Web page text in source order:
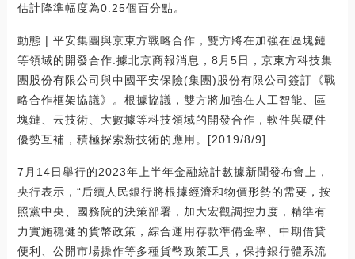
估計降準幅度為0.25個百分點。
動態 | 平安集團與京東方戰略合作，雙方將在加強在區塊鏈
等領域的開發合作:據北京商報消息，8月5日，京東方科技集
團股份有限公司與中國平安保險(集團)股份有限公司簽訂《戰
略合作框架協議》。根據協議，雙方將加強在人工智能、區
塊鏈、云技術、大數據等科技領域的開發合作，軟件與硬件
優勢互補，積極探索新技術的應用。[2019/8/9]
7月14日舉行的2023年上半年金融統計數據新聞發布會上，
央行表示，“后續人民銀行將根據經濟和物價形勢的需要，按
照黨中央、國務院的決策部署，加大宏觀調控力度，精準有
力實施穩健的貨幣政策，綜合運用存款準備金率、中期借貸
便利、公開市場操作等多種貨幣政策工具，保持銀行體系流